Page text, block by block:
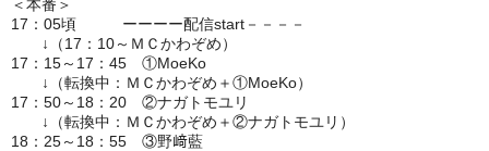
＜本番＞
17：05頃 ーーーー配信start－－－－
↓（17：10～ＭＣかわぞめ）
17：15～17：45 ①MoeKo
↓（転換中：ＭＣかわぞめ＋①MoeKo）
17：50～18：20 ②ナガトモユリ
↓（転換中：ＭＣかわぞめ＋②ナガトモユリ）
18：25～18：55 ③野﨑藍